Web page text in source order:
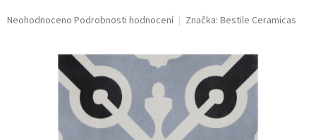
Průměrné
Neohodnoceno Podrobnosti hodnocení Značka: Bestile Ceramicas